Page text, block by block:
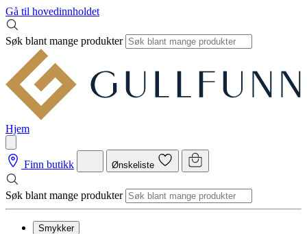
Gå til hovedinnholdet
Søk blant mange produkter
Hjem
Finn butikk Ønskeliste
Søk blant mange produkter
Smykker